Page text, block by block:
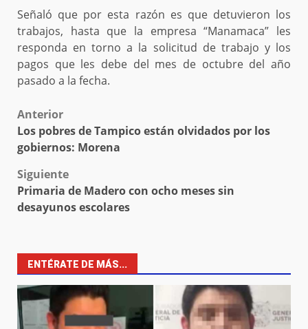
Señaló que por esta razón es que detuvieron los
trabajos, hasta que la empresa “Manamaca” les
responda en torno a la solicitud de trabajo y los
pagos que les debe del mes de octubre del año
pasado a la fecha.
Post
navigation
Anterior
Los pobres de Tampico están olvidados por los
gobiernos: Morena
Siguiente
Primaria de Madero con ocho meses sin
desayunos escolares
ENTÉRATE DE MÁS...